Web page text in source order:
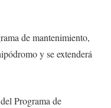
de mantenimiento,
y se extenderá
Programa de